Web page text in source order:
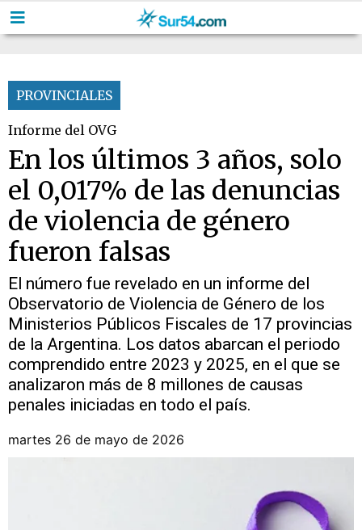
PROVINCIALES
Informe del OVG
En los últimos 3 años, solo
el 0,017% de las denuncias
de violencia de género
fueron falsas
El número fue revelado en un informe del
Observatorio de Violencia de Género de los
Ministerios Públicos Fiscales de 17 provincias
de la Argentina. Los datos abarcan el periodo
comprendido entre 2023 y 2025, en el que se
analizaron más de 8 millones de causas
penales iniciadas en todo el país.
martes 26 de mayo de 2026